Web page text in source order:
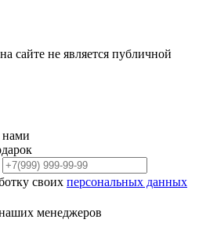
сайте не является публичной
нами
своих персональных данных
менеджеров